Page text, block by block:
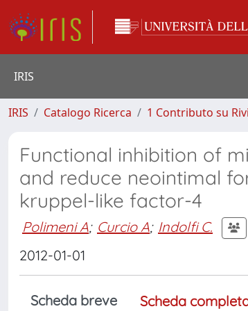
IRIS
IRIS Catalogo Ricerca 1 Contributo su
Functional inhibition of
and reduce neointimal
kruppel-like factor-4
Polimeni A; Curcio A; Indolfi C.
2012-01-01
Scheda breve Scheda